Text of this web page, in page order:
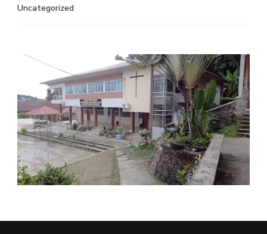
Uncategorized